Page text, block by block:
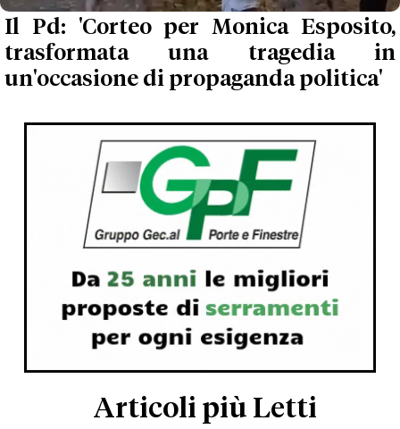
Il Pd: 'Corteo per Monica Esposito,
trasformata una tragedia in
un'occasione di propaganda politica'
Articoli più Letti